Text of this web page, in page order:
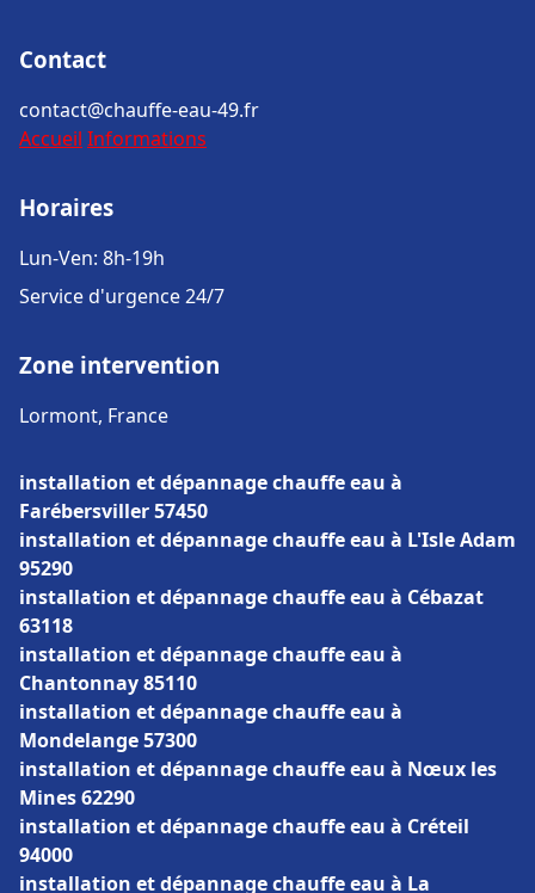
Contact
contact@chauffe-eau-49.fr
Accueil Informations
Horaires
Lun-Ven: 8h-19h
Service d'urgence 24/7
Zone intervention
Lormont, France
installation et dépannage chauffe eau à
Farébersviller 57450
installation et dépannage chauffe eau à L'Isle Adam
95290
installation et dépannage chauffe eau à Cébazat
63118
installation et dépannage chauffe eau à
Chantonnay 85110
installation et dépannage chauffe eau à
Mondelange 57300
installation et dépannage chauffe eau à Nœux les
Mines 62290
installation et dépannage chauffe eau à Créteil
94000
installation et dépannage chauffe eau à La